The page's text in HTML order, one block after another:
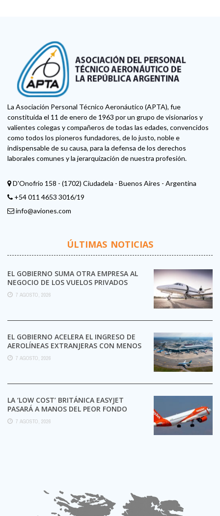
La Asociación Personal Técnico Aeronáutico (APTA), fue
constituida el 11 de enero de 1963 por un grupo de visionarios y
valientes colegas y compañeros de todas las edades, convencidos
como todos los pioneros fundadores, de lo justo, noble e
indispensable de su causa, para la defensa de los derechos
laborales comunes y la jerarquización de nuestra profesión.
D'Onofrio 158 - (1702) Ciudadela - Buenos Aires - Argentina
+54 011 4653 3016/19
info@aviones.com
ÚLTIMAS NOTICIAS
EL GOBIERNO SUMA OTRA EMPRESA AL
NEGOCIO DE LOS VUELOS PRIVADOS
7 AGOSTO, 2026
EL GOBIERNO ACELERA EL INGRESO DE
AEROLÍNEAS EXTRANJERAS CON MENOS
TRÁMITES
7 AGOSTO, 2026
LA ‘LOW COST’ BRITÁNICA EASYJET
PASARÁ A MANOS DEL PEOR FONDO
POSIBLE:
7 AGOSTO, 2026